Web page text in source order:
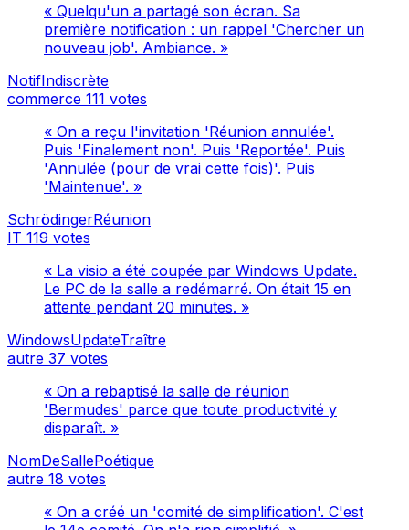
« Quelqu'un a partagé son écran. Sa
première notification : un rappel 'Chercher un
nouveau job'. Ambiance. »
NotifIndiscrète
commerce 111 votes
« On a reçu l'invitation 'Réunion annulée'.
Puis 'Finalement non'. Puis 'Reportée'. Puis
'Annulée (pour de vrai cette fois)'. Puis
'Maintenue'. »
SchrödingerRéunion
IT 119 votes
« La visio a été coupée par Windows Update.
Le PC de la salle a redémarré. On était 15 en
attente pendant 20 minutes. »
WindowsUpdateTraître
autre 37 votes
« On a rebaptisé la salle de réunion
'Bermudes' parce que toute productivité y
disparaît. »
NomDeSallePoétique
autre 18 votes
« On a créé un 'comité de simplification'. C'est